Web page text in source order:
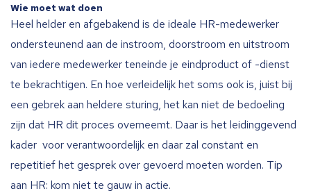
Wie moet wat doen
Heel helder en afgebakend is de ideale HR-medewerker
ondersteunend aan de instroom, doorstroom en uitstroom
van iedere medewerker teneinde je eindproduct of -dienst
te bekrachtigen. En hoe verleidelijk het soms ook is, juist bij
een gebrek aan heldere sturing, het kan niet de bedoeling
zijn dat HR dit proces overneemt. Daar is het leidinggevend
kader voor verantwoordelijk en daar zal constant en
repetitief het gesprek over gevoerd moeten worden. Tip
aan HR: kom niet te gauw in actie.